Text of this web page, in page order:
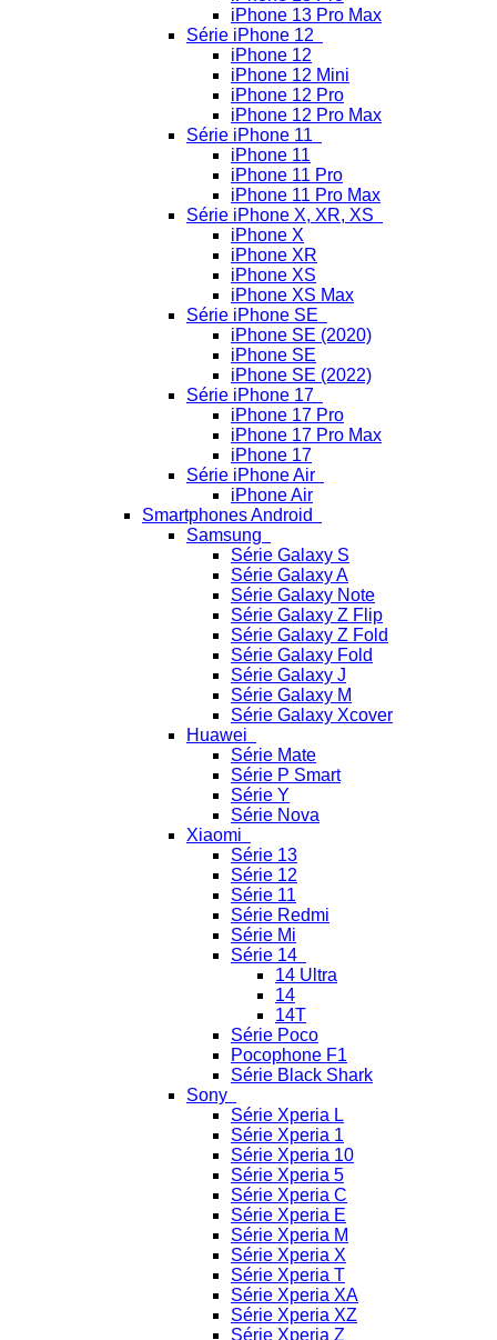
iPhone 13 Pro Max
Série iPhone 12
iPhone 12
iPhone 12 Mini
iPhone 12 Pro
iPhone 12 Pro Max
Série iPhone 11
iPhone 11
iPhone 11 Pro
iPhone 11 Pro Max
Série iPhone X, XR, XS
iPhone X
iPhone XR
iPhone XS
iPhone XS Max
Série iPhone SE
iPhone SE (2020)
iPhone SE
iPhone SE (2022)
Série iPhone 17
iPhone 17 Pro
iPhone 17 Pro Max
iPhone 17
Série iPhone Air
iPhone Air
Smartphones Android
Samsung
Série Galaxy S
Série Galaxy A
Série Galaxy Note
Série Galaxy Z Flip
Série Galaxy Z Fold
Série Galaxy Fold
Série Galaxy J
Série Galaxy M
Série Galaxy Xcover
Huawei
Série Mate
Série P Smart
Série Y
Série Nova
Xiaomi
Série 13
Série 12
Série 11
Série Redmi
Série Mi
Série 14
14 Ultra
14
14T
Série Poco
Pocophone F1
Série Black Shark
Sony
Série Xperia L
Série Xperia 1
Série Xperia 10
Série Xperia 5
Série Xperia C
Série Xperia E
Série Xperia M
Série Xperia X
Série Xperia T
Série Xperia XA
Série Xperia XZ
Série Xperia Z